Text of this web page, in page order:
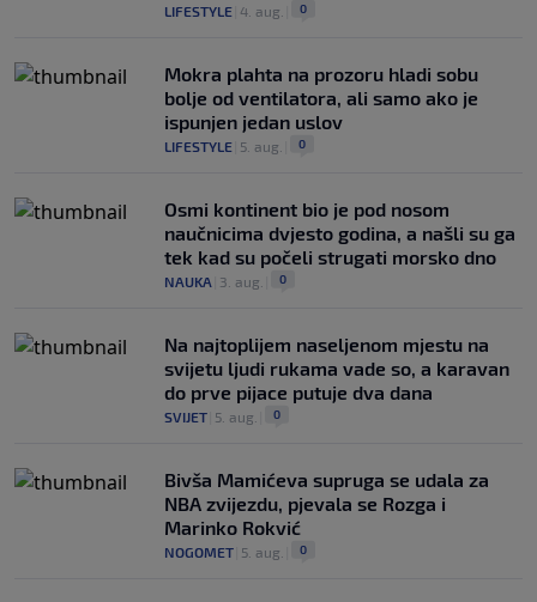
LIFESTYLE 4. aug. 0
Mokra plahta na prozoru hladi sobu
bolje od ventilatora, ali samo ako je
ispunjen jedan uslov
LIFESTYLE 5. aug. 0
Osmi kontinent bio je pod nosom
naučnicima dvjesto godina, a našli su ga
tek kad su počeli strugati morsko dno
NAUKA 3. aug. 0
Na najtoplijem naseljenom mjestu na
svijetu ljudi rukama vade so, a karavan
do prve pijace putuje dva dana
SVIJET 5. aug. 0
Bivša Mamićeva supruga se udala za
NBA zvijezdu, pjevala se Rozga i
Marinko Rokvić
NOGOMET 5. aug. 0